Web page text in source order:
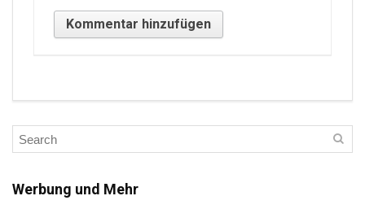
Werbung und Mehr